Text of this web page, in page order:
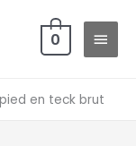
MENU
0
en teck brut